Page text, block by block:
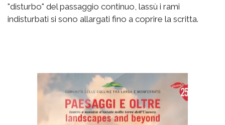
"disturbo" del passaggio continuo, lassù i rami
indisturbati si sono allargati fino a coprire la scritta.